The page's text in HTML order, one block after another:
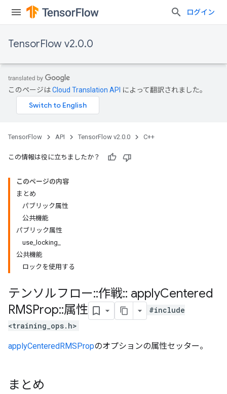
ログイン
TensorFlow v2.0.0
このページはCloud Translation API によって翻訳されました。
TensorFlow API TensorFlow v2.0.0 C++
この情報は役に立ちましたか？
このページの内容
まとめ
パブリック属性
公共機能
パブリック属性
use_locking_
公共機能
ロックを使用する
テンソルフロー::作戦:: applyCentered
RMSProp::属性
#include
<training_ops.h>
applyCenteredRMSPropのオプションの属性セッター。
まとめ